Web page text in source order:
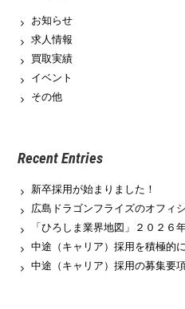
お知らせ
求人情報
買取実績
イベント
その他
Recent Entries
新卒採用が始まりました！
広島ドラゴンフライズのオフィ
「ひろしま業界地図」２０２６
中途（キャリア）採用を積極的
中途（キャリア）採用の募集要